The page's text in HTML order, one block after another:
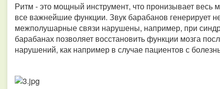
Ритм - это мощный инструмент, что пронизывает весь
все важнейшие функции. Звук барабанов генерирует
межполушарные связи нарушены, например, при
барабанах позволяет восстановить функции мозга
нарушений, как например в случае пациентов с